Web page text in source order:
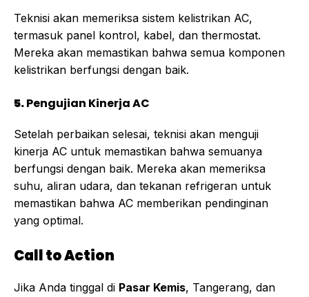
Teknisi akan memeriksa sistem kelistrikan AC,
termasuk panel kontrol, kabel, dan thermostat.
Mereka akan memastikan bahwa semua komponen
kelistrikan berfungsi dengan baik.
5.Pengujian Kinerja AC
Setelah perbaikan selesai, teknisi akan menguji
kinerja AC untuk memastikan bahwa semuanya
berfungsi dengan baik. Mereka akan memeriksa
suhu, aliran udara, dan tekanan refrigeran untuk
memastikan bahwa AC memberikan pendinginan
yang optimal.
Call to Action
Jika Anda tinggal di Pasar Kemis, Tangerang, dan